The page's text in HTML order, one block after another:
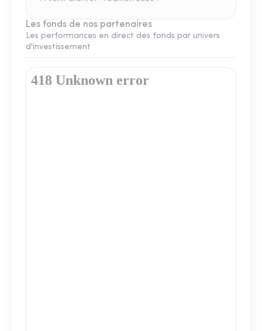
Les fonds de nos partenaires
Les performances en direct des fonds par univers
d'investissement